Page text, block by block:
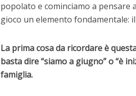
popolato e cominciamo a pensare
gioco un elemento fondamentale:
La prima cosa da ricordare è
basta dire “siamo a giugno” o “è
famiglia.